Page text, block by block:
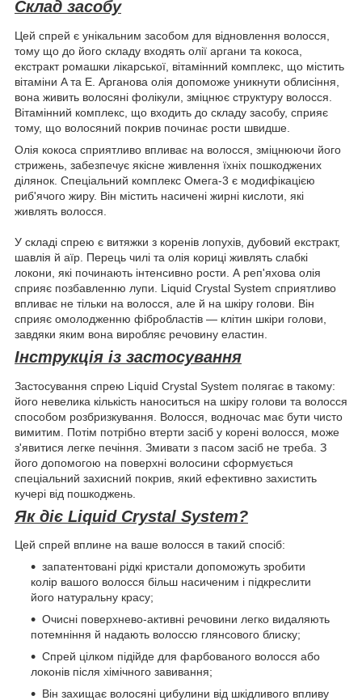
Склад засобу
Цей спрей є унікальним засобом для відновлення волосся,
тому що до його складу входять олії аргани та кокоса,
екстракт ромашки лікарської, вітамінний комплекс, що містить
вітаміни A та E. Арганова олія допоможе уникнути облисіння,
вона живить волосяні фолікули, зміцнює структуру волосся.
Вітамінний комплекс, що входить до складу засобу, сприяє
тому, що волосяний покрив починає рости швидше.
Олія кокоса сприятливо впливає на волосся, зміцнюючи його
стрижень, забезпечує якісне живлення їхніх пошкоджених
ділянок. Спеціальний комплекс Омега-3 є модифікацією
риб'ячого жиру. Він містить насичені жирні кислоти, які
живлять волосся.
У складі спрею є витяжки з коренів лопухів, дубовий екстракт,
шавлія й аїр. Перець чилі та олія кориці живлять слабкі
локони, які починають інтенсивно рости. А реп'яхова олія
сприяє позбавленню лупи. Liquid Crystal System сприятливо
впливає не тільки на волосся, але й на шкіру голови. Він
сприяє омолодженню фібробластів — клітин шкіри голови,
завдяки яким вона виробляє речовину еластин.
Інструкція із застосування
Застосування спрею Liquid Crystal System полягає в такому:
його невелика кількість наноситься на шкіру голови та волосся
способом розбризкування. Волосся, водночас має бути чисто
вимитим. Потім потрібно втерти засіб у корені волосся, може
з'явитися легке печіння. Змивати з пасом засіб не треба. З
його допомогою на поверхні волосини сформується
спеціальний захисний покрив, який ефективно захистить
кучері від пошкоджень.
Як діє Liquid Crystal System?
Цей спрей вплине на ваше волосся в такий спосіб:
запатентовані рідкі кристали допоможуть зробити
колір вашого волосся більш насиченим і підкреслити
його натуральну красу;
Очисні поверхнево-активні речовини легко видаляють
потемніння й надають волоссю глянсового блиску;
Спрей цілком підійде для фарбованого волосся або
локонів після хімічного завивання;
Він захищає волосяні цибулини від шкідливого впливу